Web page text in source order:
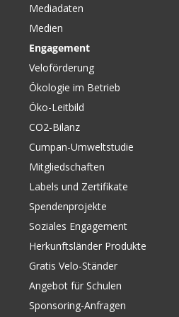
CHF 229.00
black
Mediadaten
Medien
Engagement
Veloförderung
Ökologie im Betrieb
Öko-Leitbild
CO2-Bilanz
Cumpan-Umweltstudie
Mitgliedschaften
Labels und Zertifikate
Spendenprojekte
Soziales Engagement
Herkunftsländer Produkte
Gratis Velo-Ständer
Angebot für Schulen
Sponsoring-Anfragen